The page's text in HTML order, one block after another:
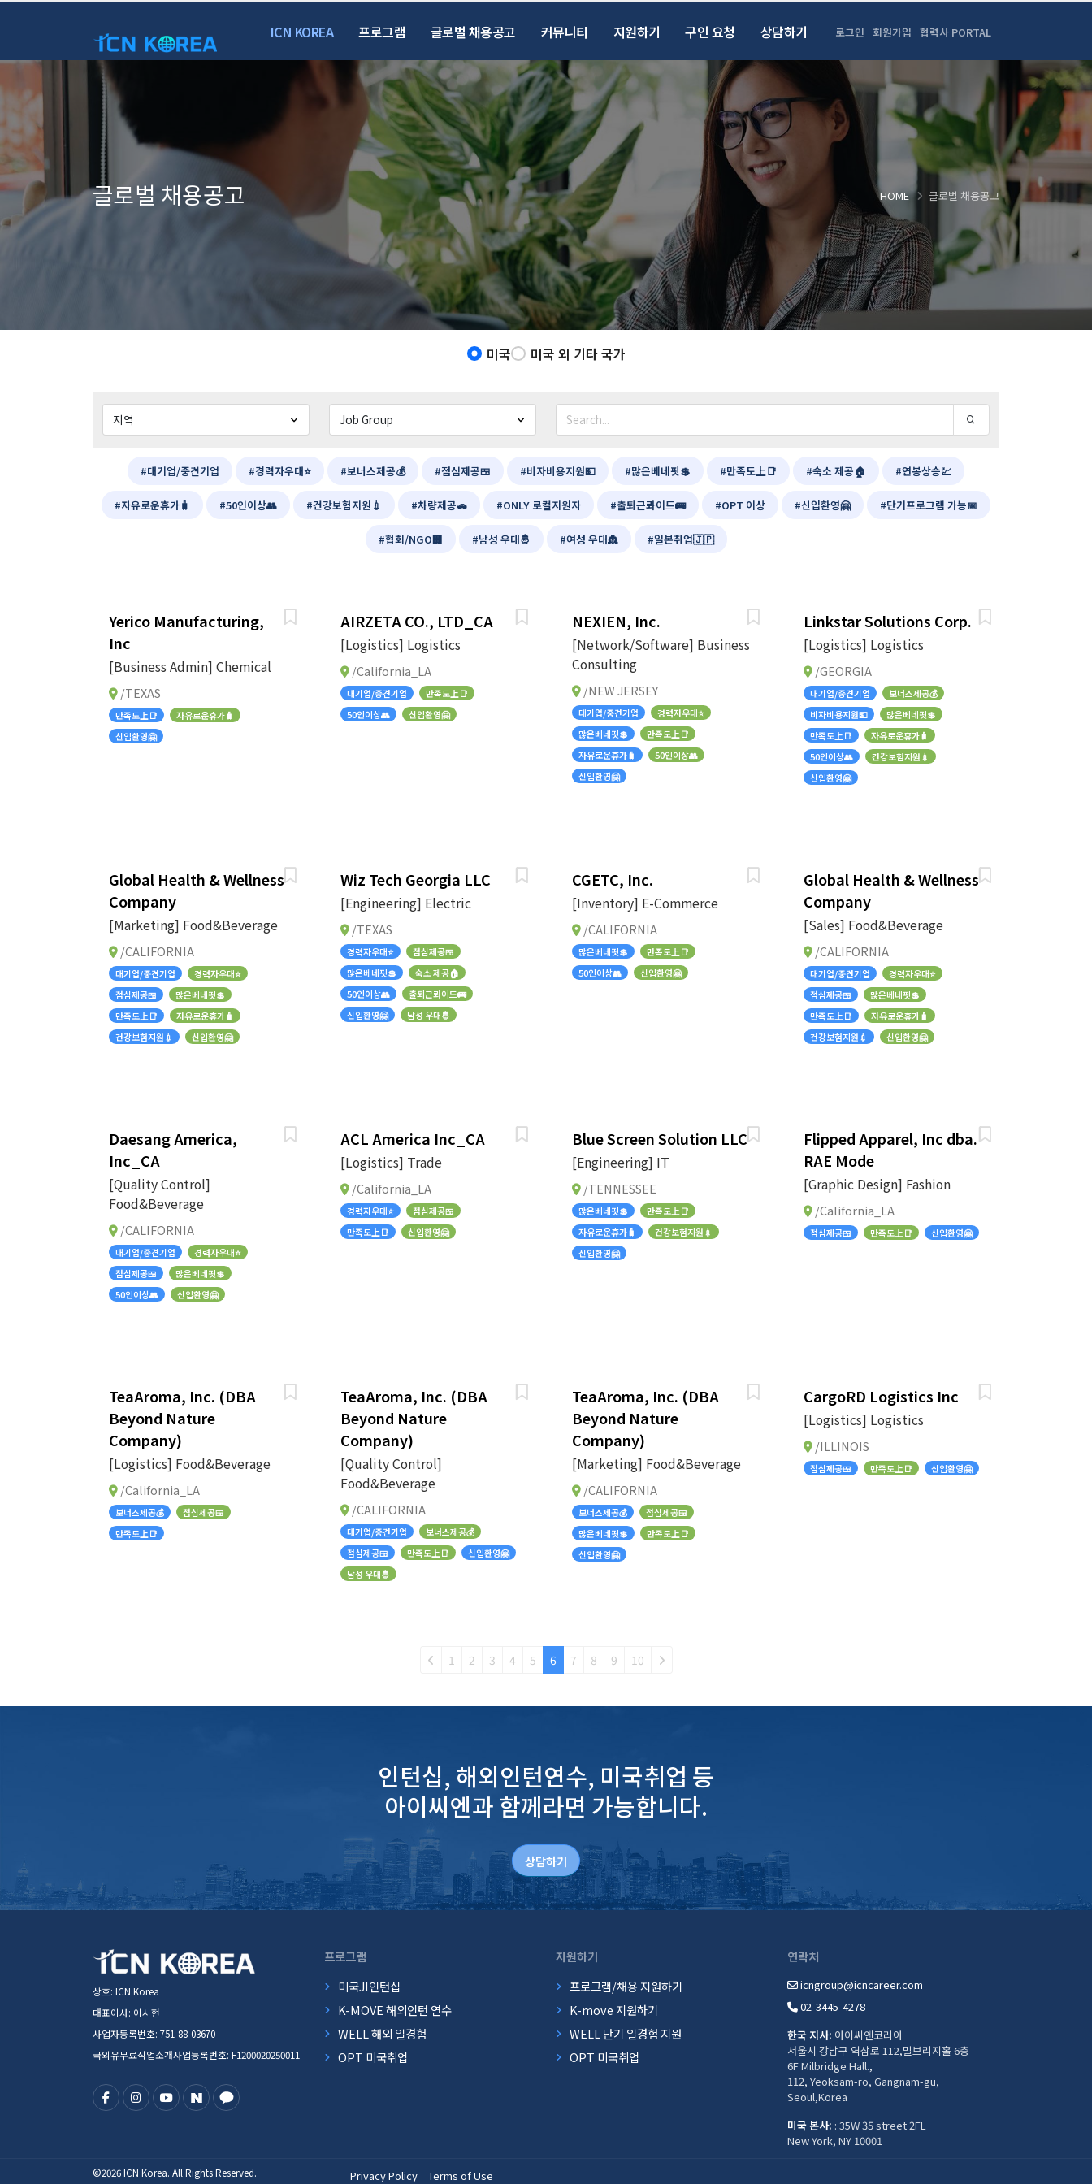
ICN KOREA 프로그램 글로벌 채용공고 커뮤니티 지원하기 구인 요청 상담하기 로그인 회원가입 협력사 PORTAL
글로벌 채용공고 HOME 글로벌 채용공고
미국 미국 외 기타 국가
#대기업/중견기업 #경력자우대⭐ #보너스제공💰 #점심제공🍱 #비자비용지원💵 #많은베네핏💲 #만족도上📑 #숙소 제공🏠 #연봉상승💹
#자유로운휴가🧳 #50인이상👥 #건강보험지원💉 #차량제공🚗 #ONLY 로컬지원자 #출퇴근롸이드🚌 #OPT 이상 #신입환영🤗 #단기프로그램 가능📅
#협회/NGO🏢 #남성 우대🤴 #여성 우대👸 #일본취업🇯🇵
Yerico Manufacturing,
Inc
[Business Admin] Chemical
/TEXAS
만족도上📑
자유로운휴가🧳
신입환영🤗
AIRZETA CO., LTD_CA
[Logistics] Logistics
/California_LA
대기업/중견기업
만족도上📑
50인이상👥
신입환영🤗
NEXIEN, Inc.
[Network/Software] Business
Consulting
/NEW JERSEY
대기업/중견기업
경력자우대⭐
많은베네핏💲
만족도上📑
자유로운휴가🧳
50인이상👥
신입환영🤗
Linkstar Solutions Corp.
[Logistics] Logistics
/GEORGIA
대기업/중견기업
보너스제공💰
비자비용지원💵
많은베네핏💲
만족도上📑
자유로운휴가🧳
50인이상👥
건강보험지원💉
신입환영🤗
Global Health & Wellness
Company
[Marketing] Food&Beverage
/CALIFORNIA
대기업/중견기업
경력자우대⭐
점심제공🍱
많은베네핏💲
만족도上📑
자유로운휴가🧳
건강보험지원💉
신입환영🤗
Wiz Tech Georgia LLC
[Engineering] Electric
/TEXAS
경력자우대⭐
점심제공🍱
많은베네핏💲
숙소 제공🏠
50인이상👥
출퇴근롸이드🚌
신입환영🤗
남성 우대🤴
CGETC, Inc.
[Inventory] E-Commerce
/CALIFORNIA
많은베네핏💲
만족도上📑
50인이상👥
신입환영🤗
Global Health & Wellness
Company
[Sales] Food&Beverage
/CALIFORNIA
대기업/중견기업
경력자우대⭐
점심제공🍱
많은베네핏💲
만족도上📑
자유로운휴가🧳
건강보험지원💉
신입환영🤗
Daesang America,
Inc_CA
[Quality Control]
Food&Beverage
/CALIFORNIA
대기업/중견기업
경력자우대⭐
점심제공🍱
많은베네핏💲
50인이상👥
신입환영🤗
ACL America Inc_CA
[Logistics] Trade
/California_LA
경력자우대⭐
점심제공🍱
만족도上📑
신입환영🤗
Blue Screen Solution LLC
[Engineering] IT
/TENNESSEE
많은베네핏💲
만족도上📑
자유로운휴가🧳
건강보험지원💉
신입환영🤗
Flipped Apparel, Inc dba.
RAE Mode
[Graphic Design] Fashion
/California_LA
점심제공🍱 만족도上📑 신입환영🤗
TeaAroma, Inc. (DBA
Beyond Nature
Company)
[Logistics] Food&Beverage
/California_LA
보너스제공💰
점심제공🍱
만족도上📑
TeaAroma, Inc. (DBA
Beyond Nature
Company)
[Quality Control]
Food&Beverage
/CALIFORNIA
대기업/중견기업
보너스제공💰
점심제공🍱
만족도上📑
신입환영🤗
남성 우대🤴
TeaAroma, Inc. (DBA
Beyond Nature
Company)
[Marketing] Food&Beverage
/CALIFORNIA
보너스제공💰
점심제공🍱
많은베네핏💲
만족도上📑
신입환영🤗
CargoRD Logistics Inc
[Logistics] Logistics
/ILLINOIS
점심제공🍱 만족도上📑 신입환영🤗
1 2 3 4 5 6 7 8 9 10
인턴십, 해외인턴연수, 미국취업 등
아이씨엔과 함께라면 가능합니다.
상담하기
상호: ICN Korea
대표이사: 이시현
사업자등록번호: 751-88-03670
국외유무료직업소개사업등록번호: F1200020250011
프로그램
미국JI인턴십
K-MOVE 해외인턴 연수
WELL 해외 일경험
OPT 미국취업
지원하기
프로그램/채용 지원하기
K-move 지원하기
WELL 단기 일경험 지원
OPT 미국취업
연락처
icngroup@icncareer.com
02-3445-4278
한국 지사: 아이씨엔코리아
서울시 강남구 역삼로 112,밀브리지홀 6층
6F Milbridge Hall.,
112, Yeoksam-ro, Gangnam-gu,
Seoul,Korea
미국 본사: : 35W 35 street 2FL
New York, NY 10001
©2026 ICN Korea. All Rights Reserved. Privacy Policy Terms of Use